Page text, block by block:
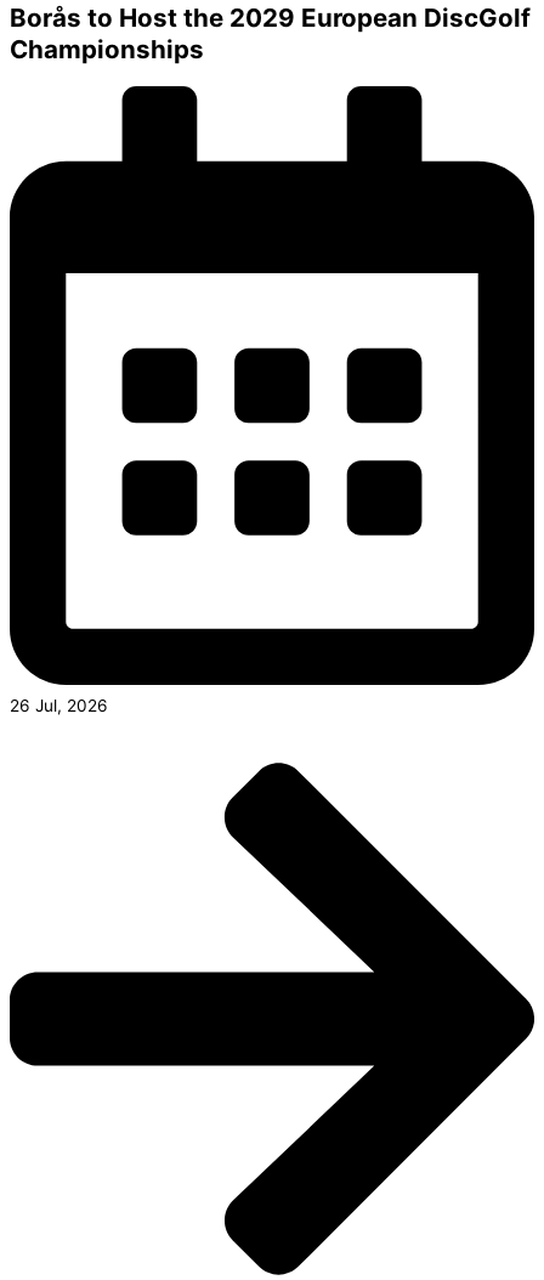
Borås to Host the 2029 European DiscGolf
Championships
26 Jul, 2026